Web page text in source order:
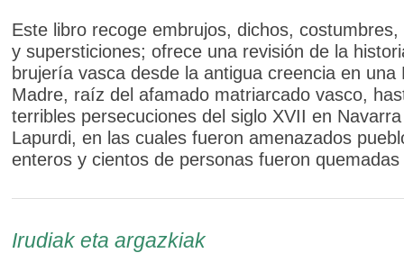
Este libro recoge embrujos, dichos, costumbres,
y supersticiones; ofrece una revisión de la
brujería vasca desde la antigua creencia en una
Madre, raíz del afamado matriarcado vasco,
terribles persecuciones del siglo XVII en
Lapurdi, en las cuales fueron amenazados
enteros y cientos de personas fueron quemadas
Irudiak eta argazkiak